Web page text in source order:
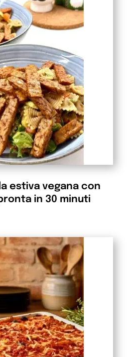
estiva vegana con
in 30 minuti